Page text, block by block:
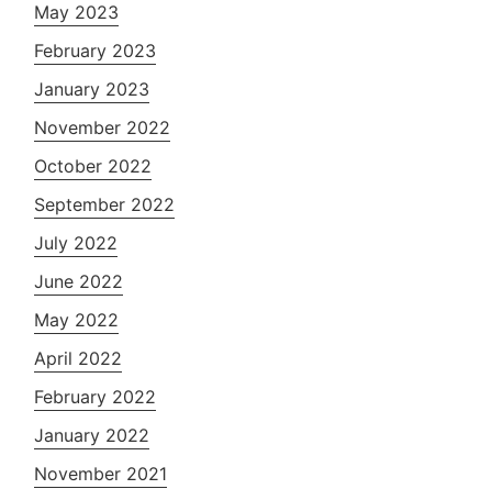
May 2023
February 2023
January 2023
November 2022
October 2022
September 2022
July 2022
June 2022
May 2022
April 2022
February 2022
January 2022
November 2021